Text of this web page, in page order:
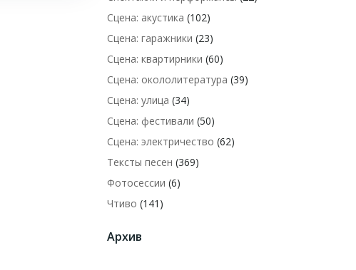
Сцена: акустика (102)
Сцена: гаражники (23)
Сцена: квартирники (60)
Сцена: окололитература (39)
Сцена: улица (34)
Сцена: фестивали (50)
Сцена: электричество (62)
Тексты песен (369)
Фотосессии (6)
Чтиво (141)
Архив